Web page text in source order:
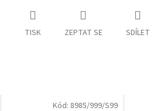
TISK ZEPTAT SE SDÍLET
Kód: 8985/999/S99